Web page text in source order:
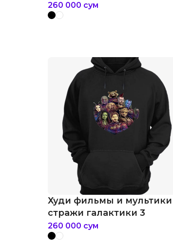
260 000 сум
Худи фильмы и мультики
стражи галактики 3
260 000 сум